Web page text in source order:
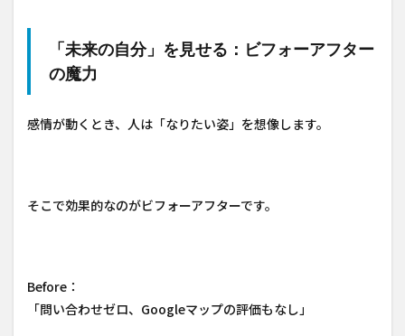
「未来の自分」を見せる：ビフォーアフター
の魔力
感情が動くとき、人は「なりたい姿」を想像します。
そこで効果的なのがビフォーアフターです。
Before：
「問い合わせゼロ、Googleマップの評価もなし」